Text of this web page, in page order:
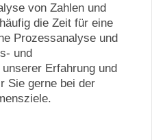
von Zahlen und
die Zeit für eine
Prozessanalyse und
und
Erfahrung und
Sie gerne bei der